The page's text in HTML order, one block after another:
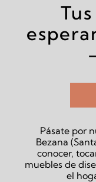
Pásate por
Bezana
conocer,
muebles de
el